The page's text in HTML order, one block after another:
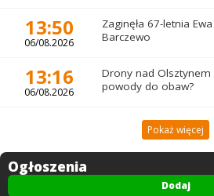
13:50
06/08.2026
Zaginęła 67-letnia
Barczewo
13:16
06/08.2026
Drony nad Olsztynem
powody do obaw?
Pokaż więcej
Ogłoszenia
Dodaj